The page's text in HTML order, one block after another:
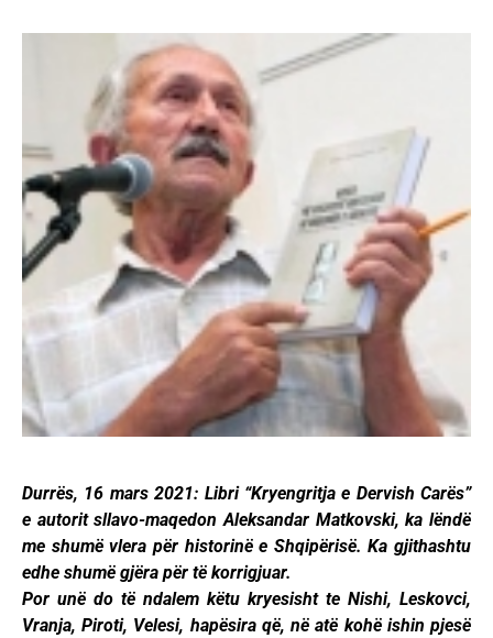
Durrës, 16 mars 2021: Libri “Kryengritja e Dervish Carës”
e autorit sllavo-maqedon Aleksandar Matkovski, ka lëndë
me shumë vlera për historinë e Shqipërisë. Ka gjithashtu
edhe shumë gjëra për të korrigjuar.
Por unë do të ndalem këtu kryesisht te Nishi, Leskovci,
Vranja, Piroti, Velesi, hapësira që, në atë kohë ishin pjesë